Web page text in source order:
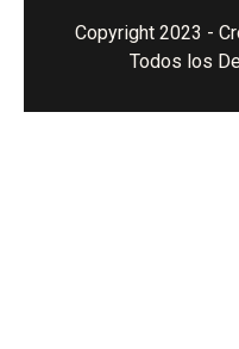
Copyright 2023 -
Todos los